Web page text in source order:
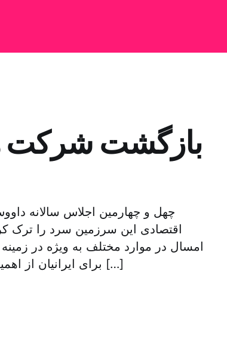
بازگشت شرکت‌
چهل و چهارمین اجلاس سالانه
اقتصادی این سرزمین سرد را ترک
امسال در موارد مختلف به ویژه در
برای ایرانیان از اهمیت ویژه ای برخوردار بود. پس از توافق ژنو و […]